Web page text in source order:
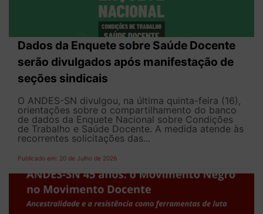
Dados da Enquete sobre Saúde Docente
serão divulgados após manifestação de
seções sindicais
O ANDES-SN divulgou, na última quinta-feira (16),
orientações sobre o compartilhamento do banco
de dados da Enquete Nacional sobre Condições
de Trabalho e Saúde Docente. A medida atende às
recorrentes solicitações das...
Publicado em: 20 de Julho de 2026